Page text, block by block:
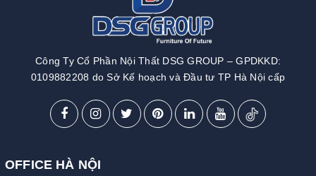
Công Ty Cổ Phần Nội Thất DSG GROUP – GPDKKD:
0109882208 do Sở Kế hoạch và Đầu tư TP Hà Nội cấp
OFFICE HÀ NỘI